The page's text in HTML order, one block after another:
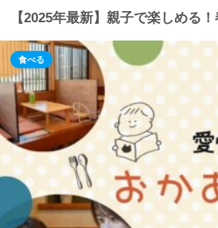
【2025年最新】親子で楽しめる
食べる